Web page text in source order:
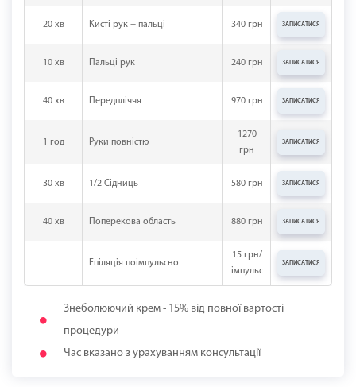
20 хв Кисті рук + пальці 340 грн ЗАПИСАТИСЯ
10 хв Пальці рук 240 грн ЗАПИСАТИСЯ
40 хв Передпліччя 970 грн ЗАПИСАТИСЯ
1 год Руки повністю
1270
грн
ЗАПИСАТИСЯ
30 хв 1/2 Сідниць 580 грн ЗАПИСАТИСЯ
40 хв Поперекова область 880 грн ЗАПИСАТИСЯ
Епіляція поімпульсно
15 грн/
імпульс
ЗАПИСАТИСЯ
Знеболюючий крем - 15% від повної вартості
процедури
Час вказано з урахуванням консультації